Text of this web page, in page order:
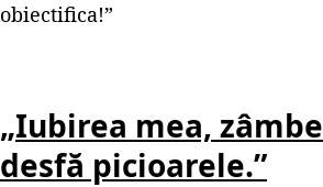
obiectifica!”
„Iubirea mea,
desfă picioarele.”